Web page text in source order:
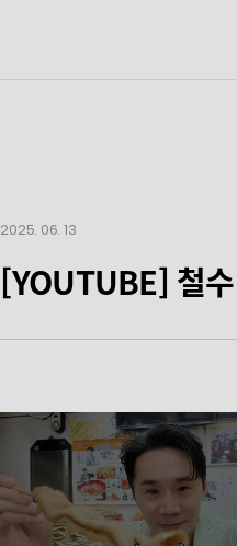
2025. 06. 13
[YOUTUBE] 철